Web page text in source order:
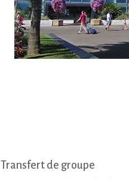
Transfert de groupe